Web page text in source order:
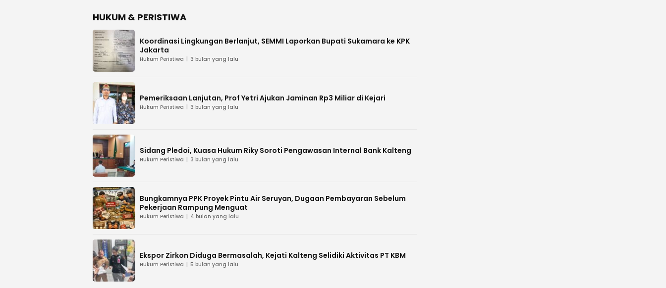
HUKUM & PERISTIWA
Koordinasi Lingkungan Berlanjut, SEMMI Laporkan Bupati Sukamara ke KPK
Jakarta
Hukum Peristiwa 3 bulan yang lalu
Pemeriksaan Lanjutan, Prof Yetri Ajukan Jaminan Rp3 Miliar di Kejari
Hukum Peristiwa 3 bulan yang lalu
Sidang Pledoi, Kuasa Hukum Riky Soroti Pengawasan Internal Bank Kalteng
Hukum Peristiwa 3 bulan yang lalu
Bungkamnya PPK Proyek Pintu Air Seruyan, Dugaan Pembayaran Sebelum
Pekerjaan Rampung Menguat
Hukum Peristiwa 4 bulan yang lalu
Ekspor Zirkon Diduga Bermasalah, Kejati Kalteng Selidiki Aktivitas PT KBM
Hukum Peristiwa 5 bulan yang lalu